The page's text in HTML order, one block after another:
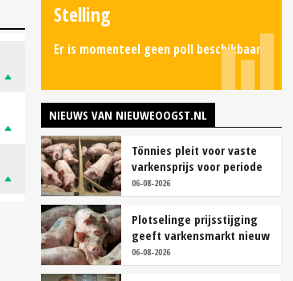
Stelling
Er is momenteel geen poll beschikbaar.
NIEUWS VAN NIEUWEOOGST.NL
Tönnies pleit voor vaste
varkensprijs voor periode
van zes maanden
06-08-2026
Plotselinge prijsstijging
geeft varkensmarkt nieuw
perspectief
06-08-2026